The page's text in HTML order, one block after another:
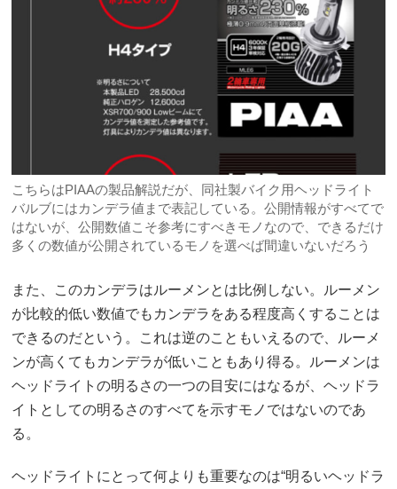
こちらはPIAAの製品解説だが、同社製バイク用ヘッドライト
バルブにはカンデラ値まで表記している。公開情報がすべてで
はないが、公開数値こそ参考にすべきモノなので、できるだけ
多くの数値が公開されているモノを選べば間違いないだろう
また、このカンデラはルーメンとは比例しない。ルーメン
が比較的低い数値でもカンデラをある程度高くすることは
できるのだという。これは逆のこともいえるので、ルーメ
ンが高くてもカンデラが低いこともあり得る。ルーメンは
ヘッドライトの明るさの一つの目安にはなるが、ヘッドラ
イトとしての明るさのすべてを示すモノではないのであ
る。
ヘッドライトにとって何よりも重要なのは“明るいヘッドラ